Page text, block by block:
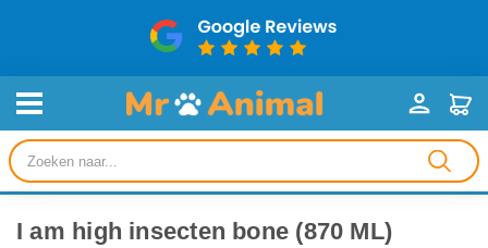
Producten
zoeken
I am high insecten bone (870 ML)